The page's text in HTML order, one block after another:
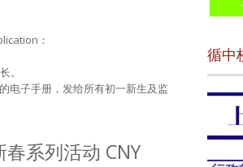
：
。
电子手册，发给所有初一新生及监
系列活动 CNY
循中